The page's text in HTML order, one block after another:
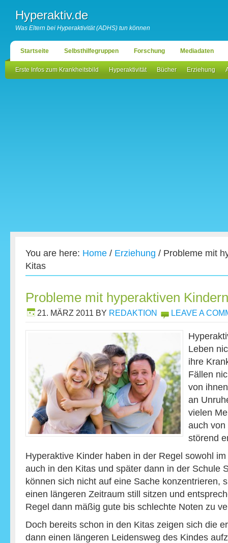
Hyperaktiv.de
Was Eltern bei Hyperaktivität (ADHS) tun können
Startseite Selbsthilfegruppen Forschung Mediadaten
Erste Infos zum Krankheitsbild Hyperaktivität Bücher Erziehung
You are here: Home / Erziehung / Probleme mit
Kitas
Probleme mit hyperaktiven
21. MÄRZ 2011 BY REDAKTION LEAVE A
Leben
ihre
Fällen
von
an
vielen
auch von
störend
Hyperaktive Kinder haben in der Regel sowohl
auch in den Kitas und später dann in der Schule
können sich nicht auf eine Sache konzentrieren,
einen längeren Zeitraum still sitzen und
Regel dann mäßig gute bis schlechte Noten zu
Doch bereits schon in den Kitas zeigen sich die
dann einen längeren Leidensweg des Kindes